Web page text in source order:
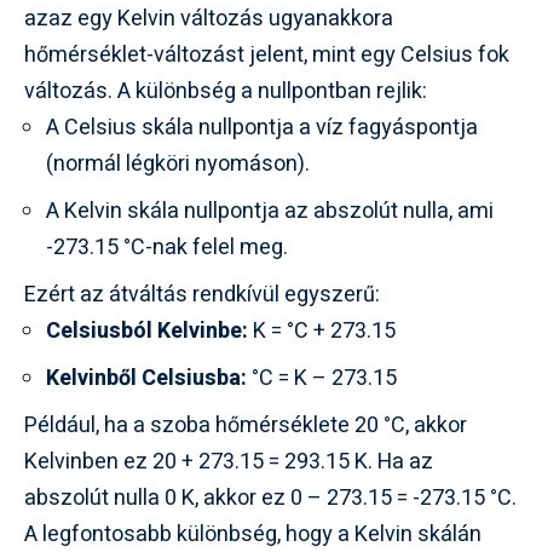
azaz egy Kelvin változás ugyanakkora
hőmérséklet-változást jelent, mint egy Celsius fok
változás. A különbség a nullpontban rejlik:
A Celsius skála nullpontja a víz fagyáspontja
(normál légköri nyomáson).
A Kelvin skála nullpontja az abszolút nulla, ami
-273.15 °C-nak felel meg.
Ezért az átváltás rendkívül egyszerű:
Celsiusból Kelvinbe: K = °C + 273.15
Kelvinből Celsiusba: °C = K – 273.15
Például, ha a szoba hőmérséklete 20 °C, akkor
Kelvinben ez 20 + 273.15 = 293.15 K. Ha az
abszolút nulla 0 K, akkor ez 0 – 273.15 = -273.15 °C.
A legfontosabb különbség, hogy a Kelvin skálán